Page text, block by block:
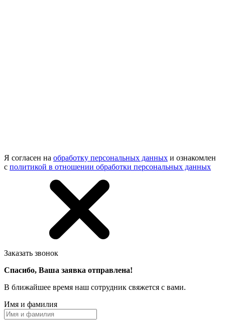
Я согласен на обработку персональных данных и ознакомлен
с политикой в отношении обработки персональных данных
Заказать звонок
Спасибо, Ваша заявка отправлена!
В ближайшее время наш сотрудник свяжется с вами.
Имя и фамилия